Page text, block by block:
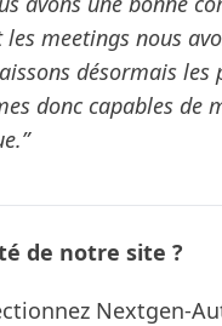
meetings nous
désormais
donc capables de
de notre site ?
Nextgen-